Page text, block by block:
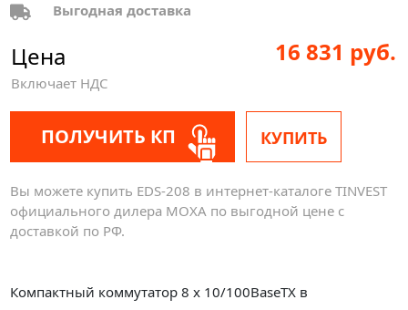
Выгодная доставка
Цена
Включает НДС
16 831 руб.
ПОЛУЧИТЬ КП КУПИТЬ
Вы можете купить EDS-208 в интернет-каталоге TINVEST
официального дилера MOXA по выгодной цене с
доставкой по РФ.
Компактный коммутатор 8 x 10/100BaseTX в